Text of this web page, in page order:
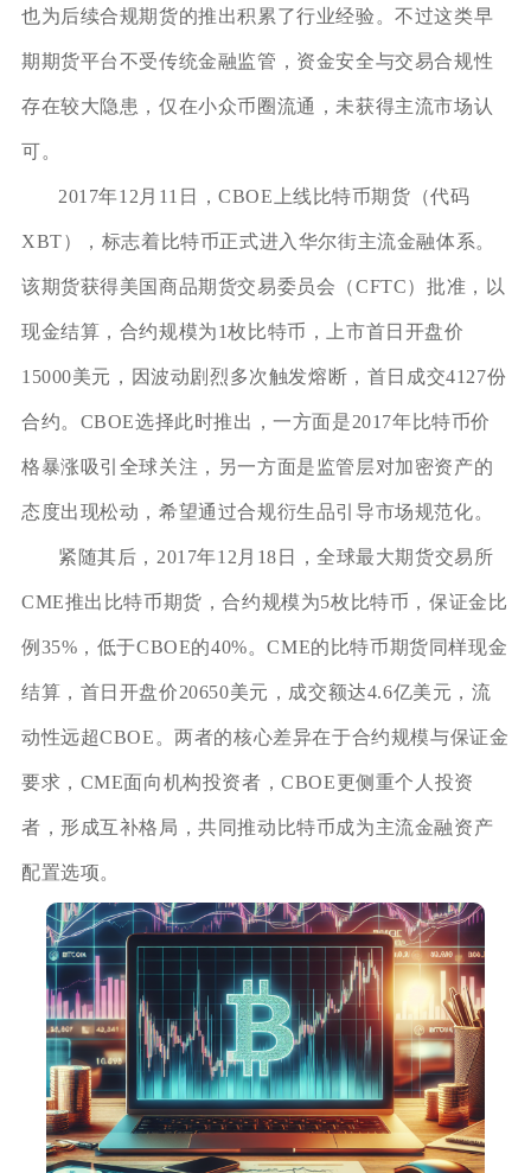
也为后续合规期货的推出积累了行业经验。不过这类早
期期货平台不受传统金融监管，资金安全与交易合规性
存在较大隐患，仅在小众币圈流通，未获得主流市场认
可。
2017年12月11日，CBOE上线比特币期货（代码
XBT），标志着比特币正式进入华尔街主流金融体系。
该期货获得美国商品期货交易委员会（CFTC）批准，以
现金结算，合约规模为1枚比特币，上市首日开盘价
15000美元，因波动剧烈多次触发熔断，首日成交4127份
合约。CBOE选择此时推出，一方面是2017年比特币价
格暴涨吸引全球关注，另一方面是监管层对加密资产的
态度出现松动，希望通过合规衍生品引导市场规范化。
紧随其后，2017年12月18日，全球最大期货交易所
CME推出比特币期货，合约规模为5枚比特币，保证金比
例35%，低于CBOE的40%。CME的比特币期货同样现金
结算，首日开盘价20650美元，成交额达4.6亿美元，流
动性远超CBOE。两者的核心差异在于合约规模与保证金
要求，CME面向机构投资者，CBOE更侧重个人投资
者，形成互补格局，共同推动比特币成为主流金融资产
配置选项。